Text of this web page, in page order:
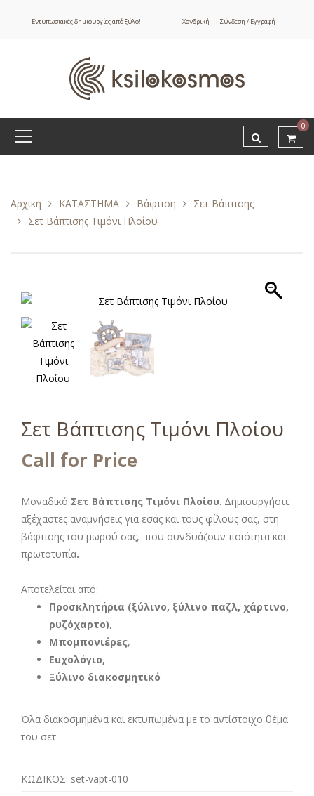
Εντυπωσιακές δημιουργίες από ξύλο! Χονδρική Σύνδεση / Εγγραφή
0
Αρχική ΚΑΤΑΣΤΗΜΑ Βάφτιση
Σετ Βάπτισης
Σετ Βάπτισης Τιμόνι Πλοίου
Σετ Βάπτισης Τιμόνι Πλοίου
Call for Price
Μοναδικό Σετ Βάπτισης Τιμόνι Πλοίου. Δημιουργήστε
αξέχαστες αναμνήσεις για εσάς και τους φίλους σας, στη
βάφτισης του μωρού σας, που συνδυάζουν ποιότητα και
πρωτοτυπία.
Αποτελείται από:
Προσκλητήρια (ξύλινο, ξύλινο παζλ, χάρτινο,
ρυζόχαρτο),
Μπομπονιέρες,
Ευχολόγιο,
Ξύλινο διακοσμητικό
Όλα διακοσμημένα και εκτυπωμένα με το αντίστοιχο θέμα
του σετ.
ΚΩΔΙΚΟΣ: set-vapt-010